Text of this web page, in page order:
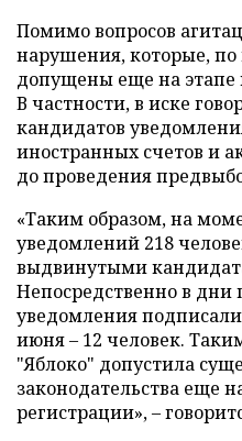
Помимо вопросов
нарушения, которые,
допущены еще на
В частности, в иске
кандидатов
иностранных счетов и
до проведения
«Таким образом, на
уведомлений 218
выдвинутыми
Непосредственно в дни
уведомления подписали
июня – 12 человек.
"Яблоко" допустила
законодательства еще
регистрации», –